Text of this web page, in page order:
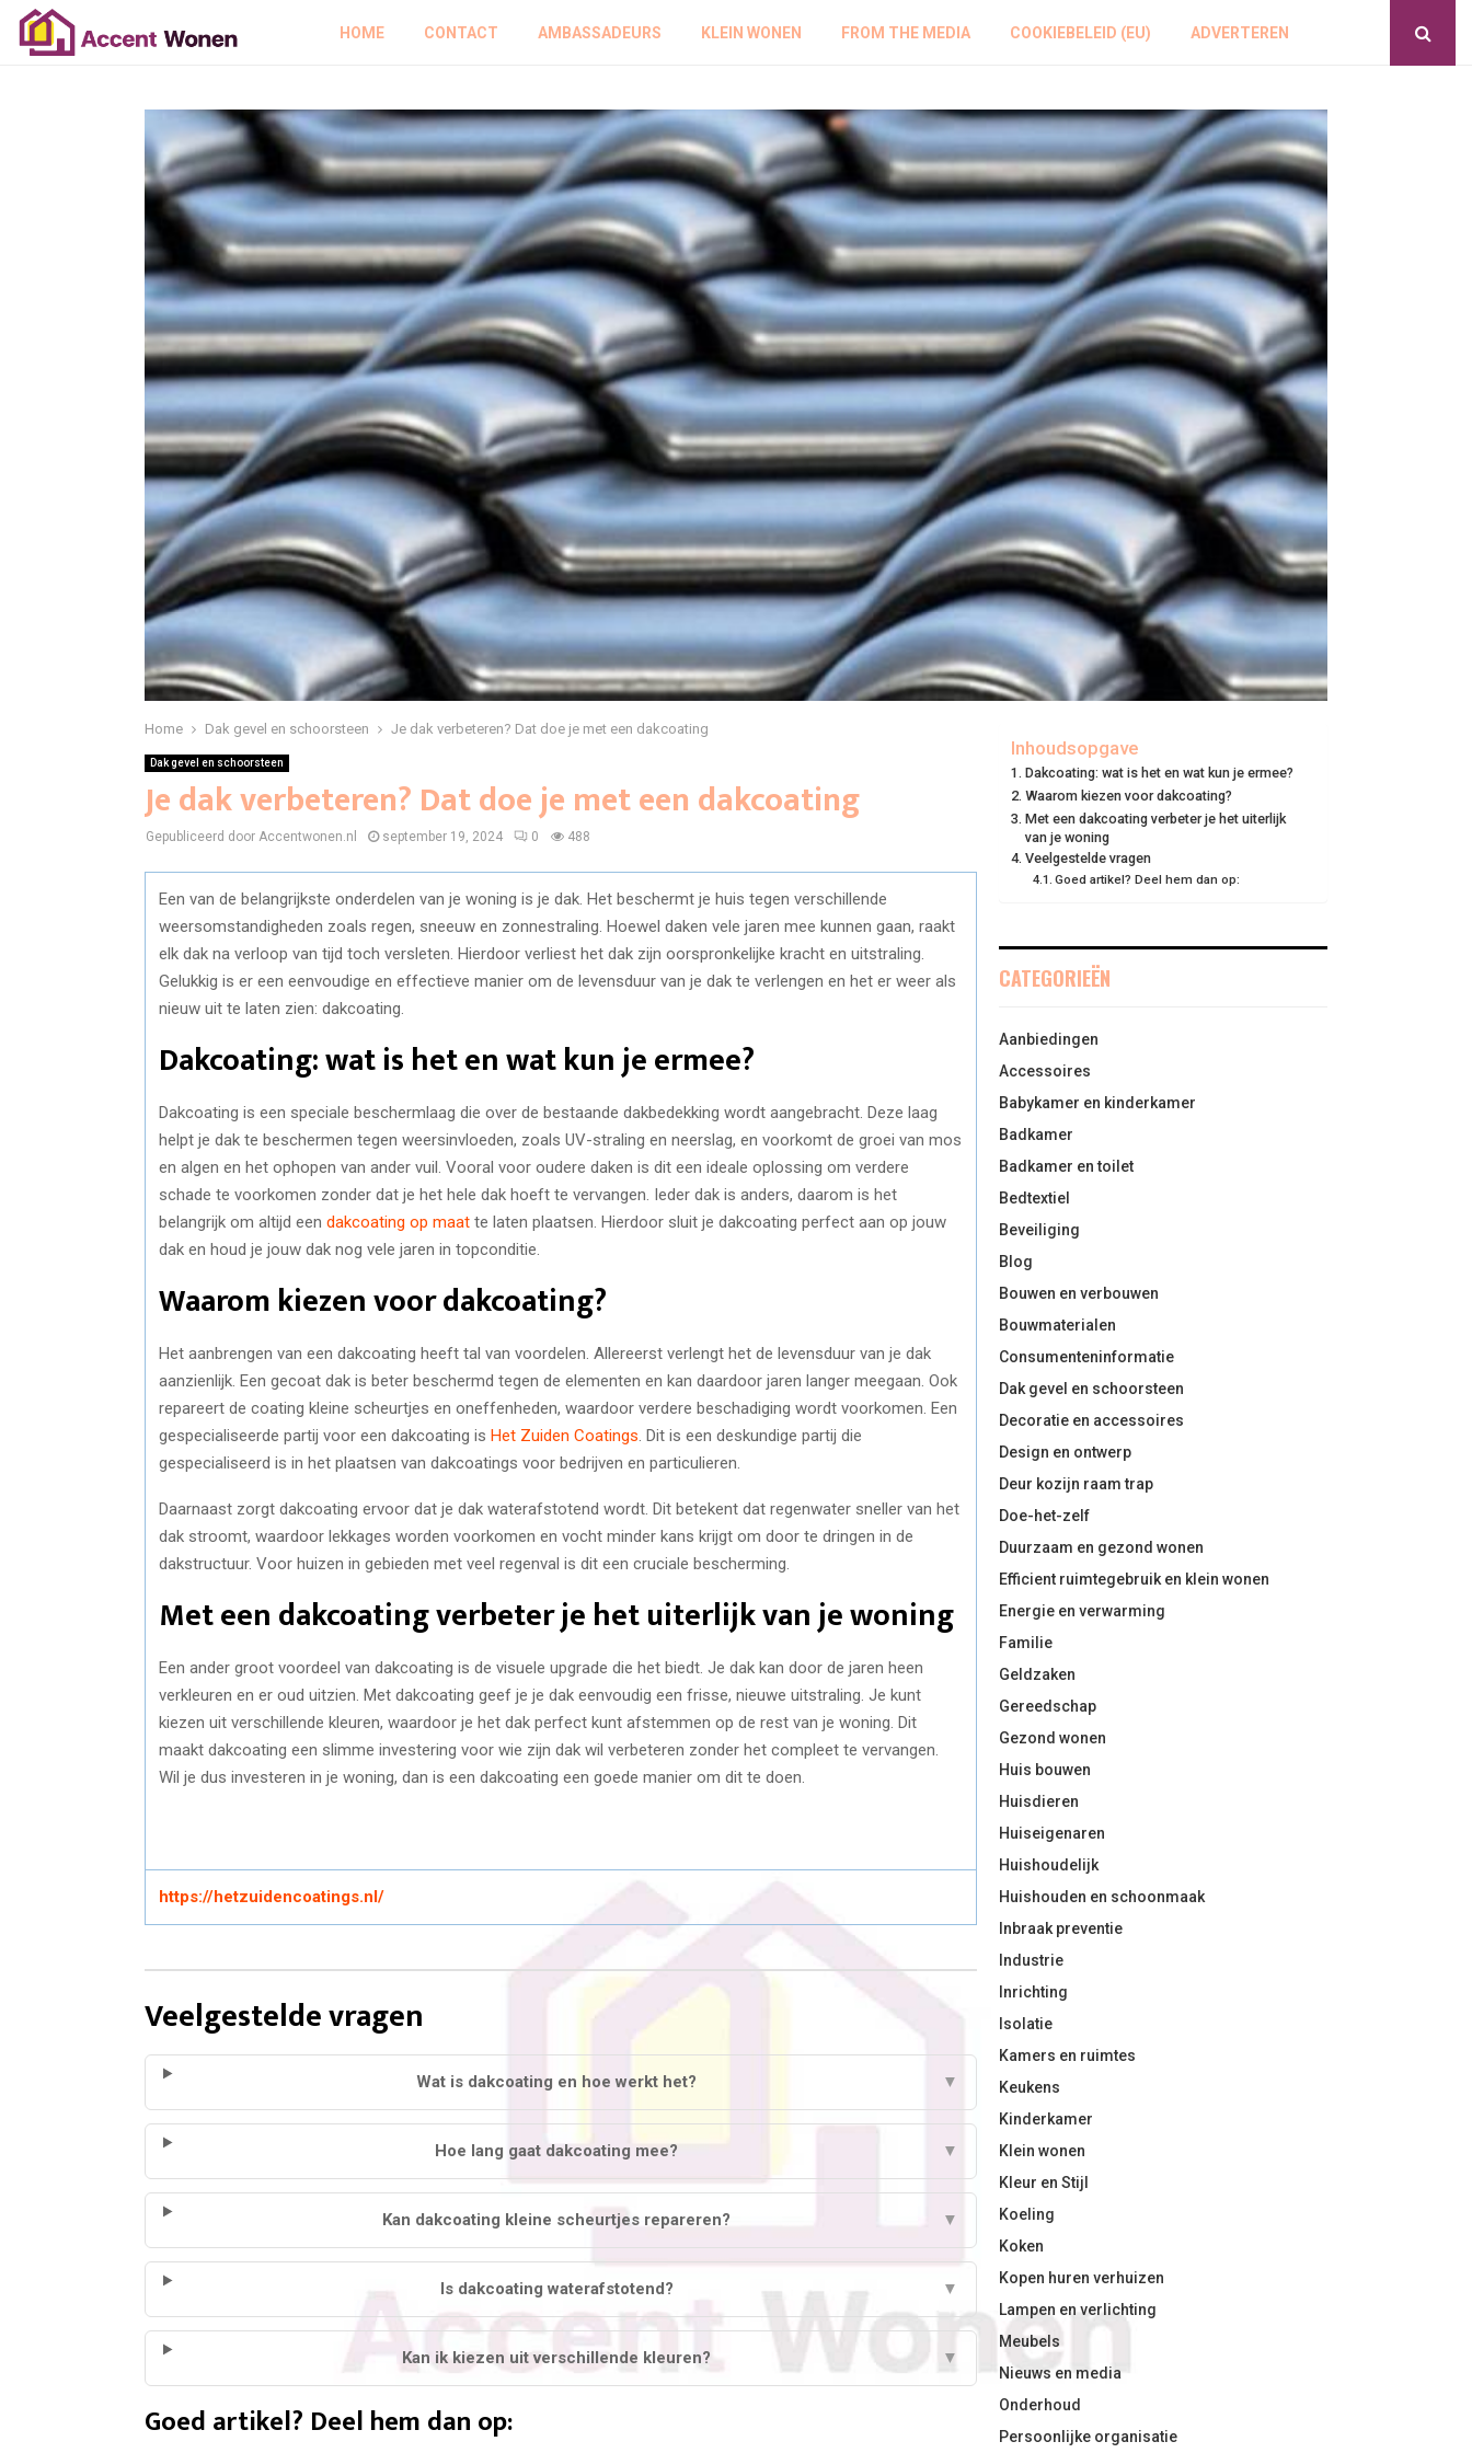
HOME CONTACT AMBASSADEURS KLEIN WONEN FROM THE MEDIA COOKIEBELEID (EU) ADVERTEREN
Home Dak gevel en schoorsteen Je dak verbeteren? Dat doe je met een dakcoating
Dak gevel en schoorsteen
Je dak verbeteren? Dat doe je met een dakcoating
Gepubliceerd door Accentwonen.nl september 19, 2024 0 488
Een van de belangrijkste onderdelen van je woning is je dak. Het beschermt je huis tegen verschillende
weersomstandigheden zoals regen, sneeuw en zonnestraling. Hoewel daken vele jaren mee kunnen gaan, raakt
elk dak na verloop van tijd toch versleten. Hierdoor verliest het dak zijn oorspronkelijke kracht en uitstraling.
Gelukkig is er een eenvoudige en effectieve manier om de levensduur van je dak te verlengen en het er weer als
nieuw uit te laten zien: dakcoating.
Dakcoating: wat is het en wat kun je ermee?
Dakcoating is een speciale beschermlaag die over de bestaande dakbedekking wordt aangebracht. Deze laag
helpt je dak te beschermen tegen weersinvloeden, zoals UV-straling en neerslag, en voorkomt de groei van mos
en algen en het ophopen van ander vuil. Vooral voor oudere daken is dit een ideale oplossing om verdere
schade te voorkomen zonder dat je het hele dak hoeft te vervangen. Ieder dak is anders, daarom is het
belangrijk om altijd een dakcoating op maat te laten plaatsen. Hierdoor sluit je dakcoating perfect aan op jouw
dak en houd je jouw dak nog vele jaren in topconditie.
Waarom kiezen voor dakcoating?
Het aanbrengen van een dakcoating heeft tal van voordelen. Allereerst verlengt het de levensduur van je dak
aanzienlijk. Een gecoat dak is beter beschermd tegen de elementen en kan daardoor jaren langer meegaan. Ook
repareert de coating kleine scheurtjes en oneffenheden, waardoor verdere beschadiging wordt voorkomen. Een
gespecialiseerde partij voor een dakcoating is Het Zuiden Coatings . Dit is een deskundige partij die
gespecialiseerd is in het plaatsen van dakcoatings voor bedrijven en particulieren.
Daarnaast zorgt dakcoating ervoor dat je dak waterafstotend wordt. Dit betekent dat regenwater sneller van het
dak stroomt, waardoor lekkages worden voorkomen en vocht minder kans krijgt om door te dringen in de
dakstructuur. Voor huizen in gebieden met veel regenval is dit een cruciale bescherming.
Met een dakcoating verbeter je het uiterlijk van je woning
Een ander groot voordeel van dakcoating is de visuele upgrade die het biedt. Je dak kan door de jaren heen
verkleuren en er oud uitzien. Met dakcoating geef je je dak eenvoudig een frisse, nieuwe uitstraling. Je kunt
kiezen uit verschillende kleuren, waardoor je het dak perfect kunt afstemmen op de rest van je woning. Dit
maakt dakcoating een slimme investering voor wie zijn dak wil verbeteren zonder het compleet te vervangen.
Wil je dus investeren in je woning, dan is een dakcoating een goede manier om dit te doen.
https://hetzuidencoatings.nl/
Veelgestelde vragen
Wat is dakcoating en hoe werkt het? ▼
Hoe lang gaat dakcoating mee? ▼
Kan dakcoating kleine scheurtjes repareren? ▼
Is dakcoating waterafstotend? ▼
Kan ik kiezen uit verschillende kleuren? ▼
Goed artikel? Deel hem dan op:
Inhoudsopgave
Dakcoating: wat is het en wat kun je ermee?
Waarom kiezen voor dakcoating?
Met een dakcoating verbeter je het uiterlijk
van je woning
Veelgestelde vragen
Goed artikel? Deel hem dan op:
CATEGORIEËN
Aanbiedingen
Accessoires
Babykamer en kinderkamer
Badkamer
Badkamer en toilet
Bedtextiel
Beveiliging
Blog
Bouwen en verbouwen
Bouwmaterialen
Consumenteninformatie
Dak gevel en schoorsteen
Decoratie en accessoires
Design en ontwerp
Deur kozijn raam trap
Doe-het-zelf
Duurzaam en gezond wonen
Efficient ruimtegebruik en klein wonen
Energie en verwarming
Familie
Geldzaken
Gereedschap
Gezond wonen
Huis bouwen
Huisdieren
Huiseigenaren
Huishoudelijk
Huishouden en schoonmaak
Inbraak preventie
Industrie
Inrichting
Isolatie
Kamers en ruimtes
Keukens
Kinderkamer
Klein wonen
Kleur en Stijl
Koeling
Koken
Kopen huren verhuizen
Lampen en verlichting
Meubels
Nieuws en media
Onderhoud
Persoonlijke organisatie